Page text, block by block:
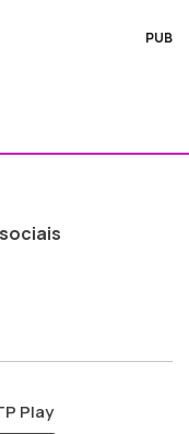
PUB
ao
Play